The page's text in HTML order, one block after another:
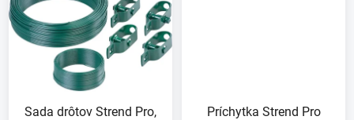
Sada drôtov Strend Pro,
Príchytka Strend Pro